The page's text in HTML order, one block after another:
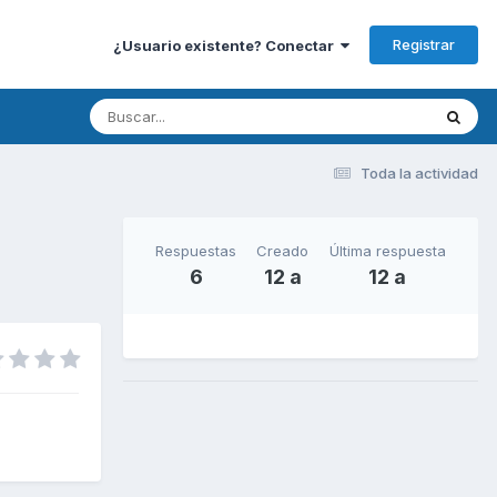
¿Usuario existente? Conectar Registrar
Toda la actividad
Respuestas
6
Creado
12 a
Última respuesta
12 a